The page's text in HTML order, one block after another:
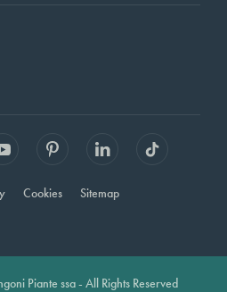
Cookies Sitemap
Piante ssa - All Rights Reserved